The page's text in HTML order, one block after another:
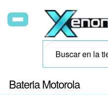
Bateria Motorola